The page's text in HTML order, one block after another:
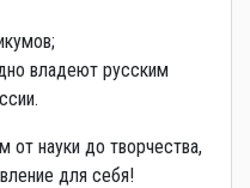
владеют русским
от науки до творчества,
для себя!